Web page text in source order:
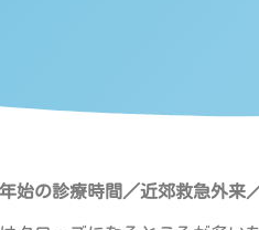
始の診療時間／近郊救急外来